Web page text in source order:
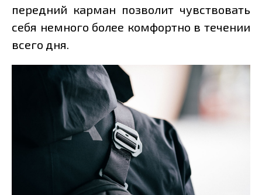
передний карман позволит чувствовать
себя немного более комфортно в течении
всего дня.